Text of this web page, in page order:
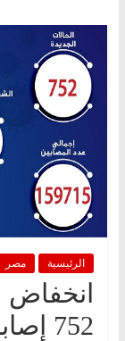
الرئيسية مصر
انخفاض